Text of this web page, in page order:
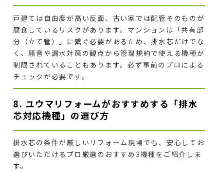
戸建ては自由度が高い反面、古い家では配管そのものが
腐食しているリスクがあります。マンションは「共有部
分（立て管）」に繋ぐ必要があるため、排水芯だけでな
く、騒音や漏水対策の観点から管理規約で使える機種が
制限されていることもあります。必ず事前のプロによる
チェックが必要です。
8. ユウマリフォームがおすすめする「排水
芯対応機種」の選び方
排水芯の条件が厳しいリフォーム現場でも、安心してお
選びいただけるプロ厳選のおすすめ3機種をご紹介しま
す。